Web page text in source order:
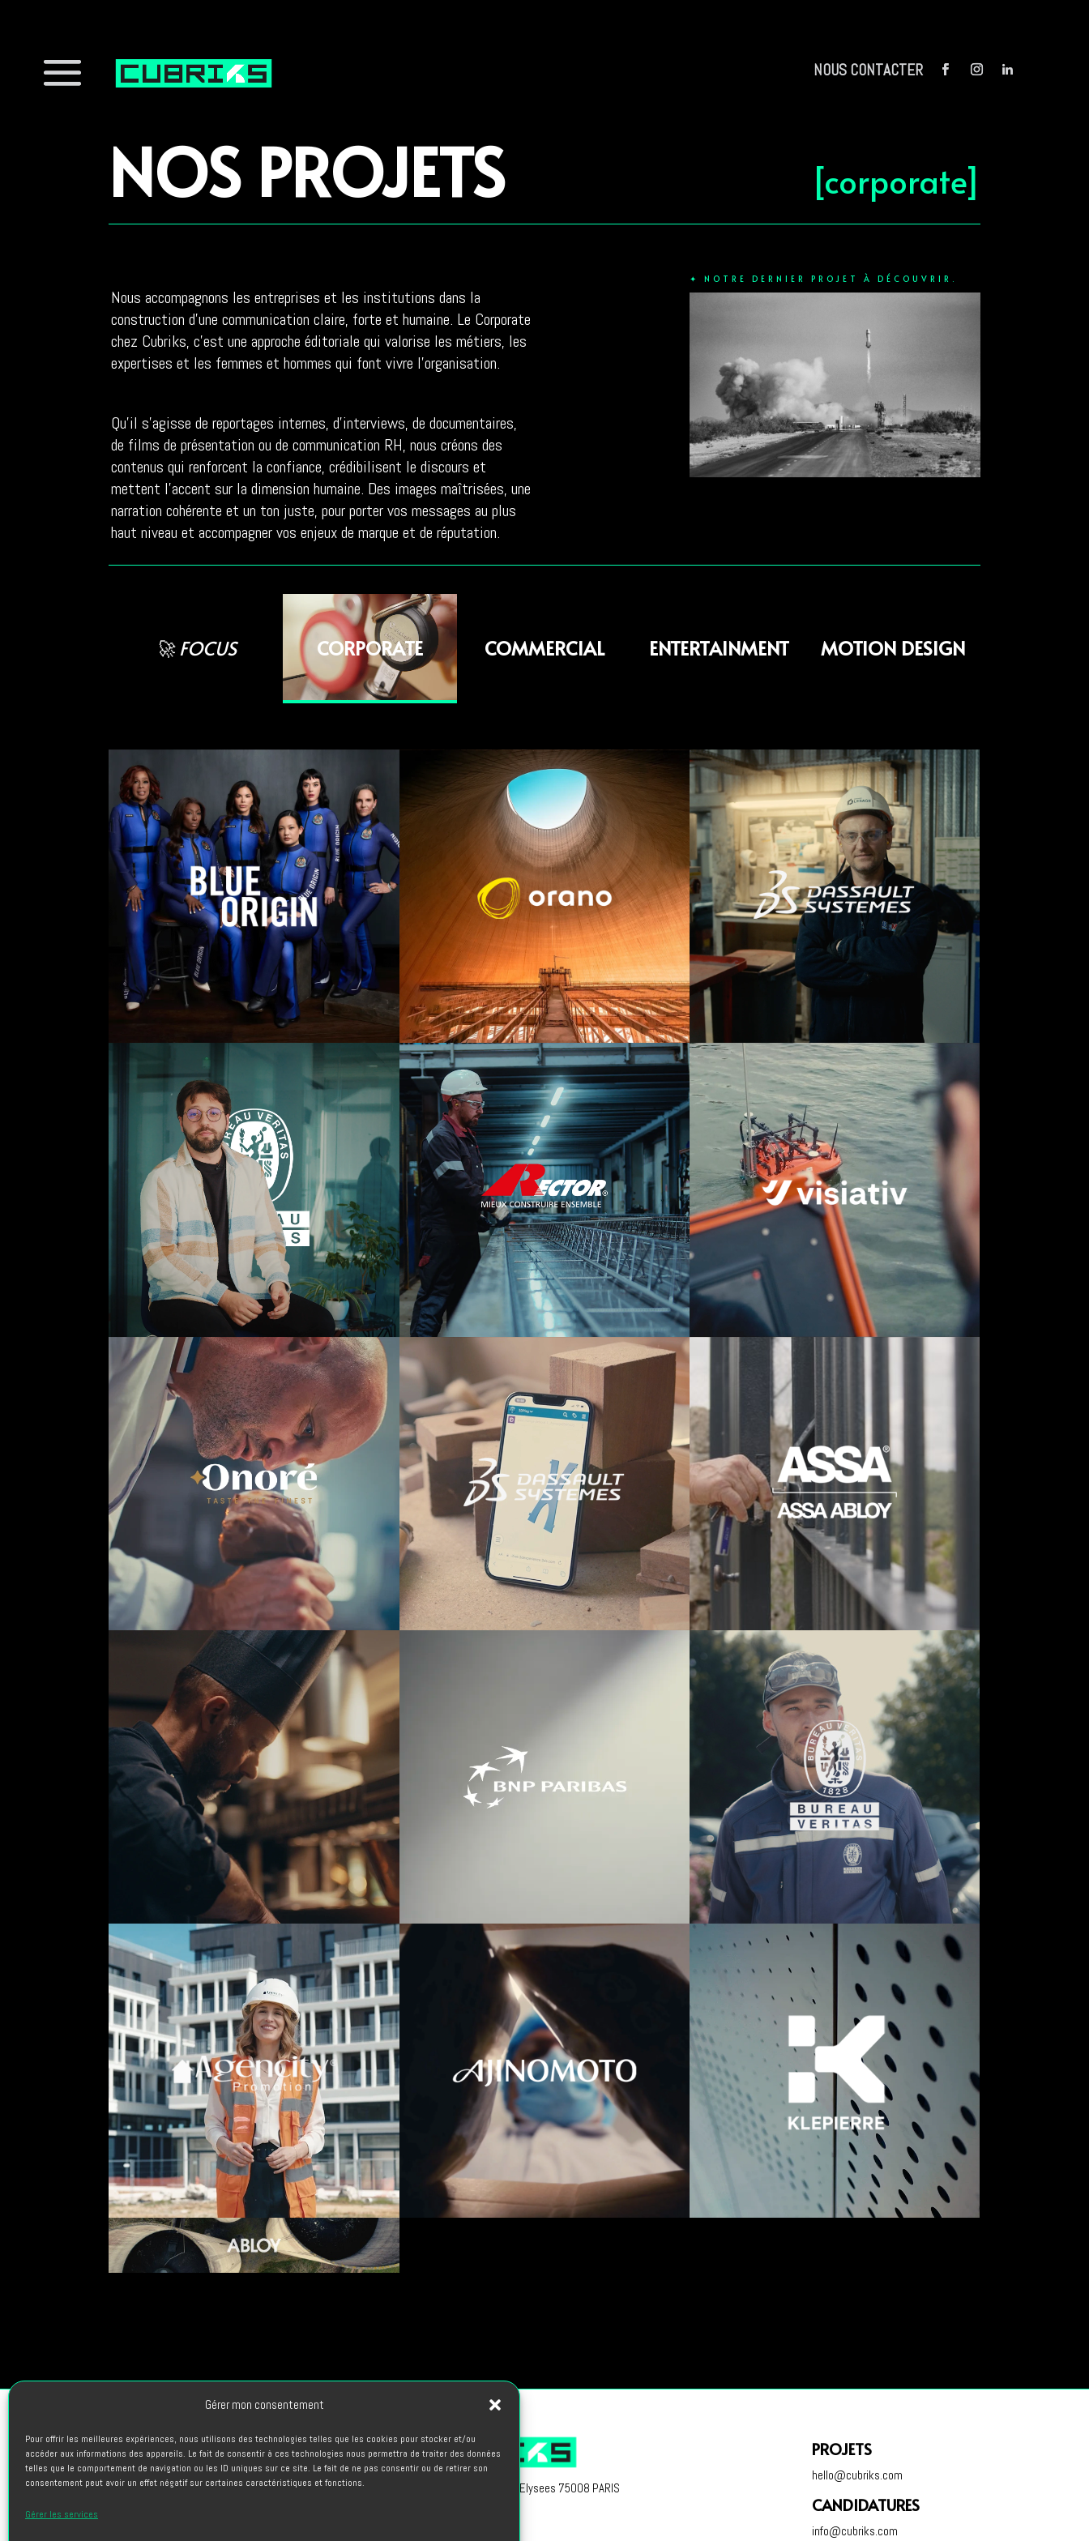
Gérer mon consentement
Pour offrir les meilleures expériences, nous utilisons des technologies telles que les cookies pour stocker et/ou
accéder aux informations des appareils. Le fait de consentir à ces technologies nous permettra de traiter des données
telles que le comportement de navigation ou les ID uniques sur ce site. Le fait de ne pas consentir ou de retirer son
consentement peut avoir un effet négatif sur certaines caractéristiques et fonctions.
Gérer les services
NOUS CONTACTER
NOS PROJETS [corporate]
Nous accompagnons les entreprises et les institutions dans la
construction d’une communication claire, forte et humaine. Le Corporate
chez Cubriks, c’est une approche éditoriale qui valorise les métiers, les
expertises et les femmes et hommes qui font vivre l’organisation.
Qu’il s’agisse de reportages internes, d’interviews, de documentaires,
de films de présentation ou de communication RH, nous créons des
contenus qui renforcent la confiance, crédibilisent le discours et
mettent l’accent sur la dimension humaine. Des images maîtrisées, une
narration cohérente et un ton juste, pour porter vos messages au plus
haut niveau et accompagner vos enjeux de marque et de réputation.
✦ NOTRE DERNIER PROJET À DÉCOUVRIR.
🚀 FOCUS
vidéo
CORPORATE COMMERCIAL ENTERTAINMENT MOTION DESIGN
PROJETS
L’AGENCE
66, avenue des Champs Elysees 75008 PARIS
PROJETS
hello@cubriks.com
CANDIDATURES
info@cubriks.com